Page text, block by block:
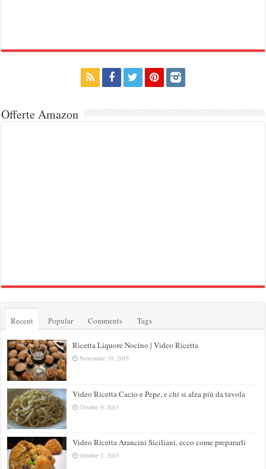
Offerte Amazon
Recent Popular Comments Tags
Ricetta Liquore Nocino | Video Ricetta
Novembre 19, 2015
Video Ricetta Cacio e Pepe, e chi si alza più da tavola
Ottobre 9, 2015
Video Ricetta Arancini Siciliani, ecco come prepararli
Ottobre 3, 2015